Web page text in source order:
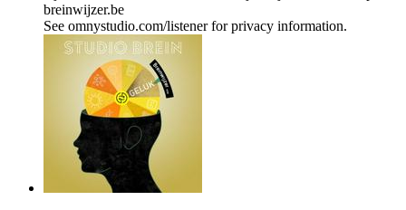
breinwijzer.be
See omnystudio.com/listener for privacy information.